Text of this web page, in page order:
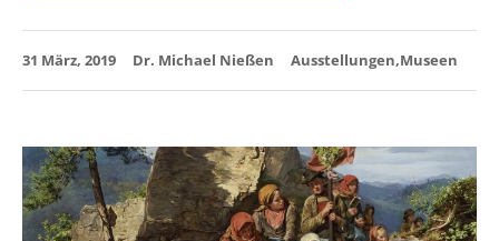
31 März, 2019 Dr. Michael Nießen Ausstellungen Museen